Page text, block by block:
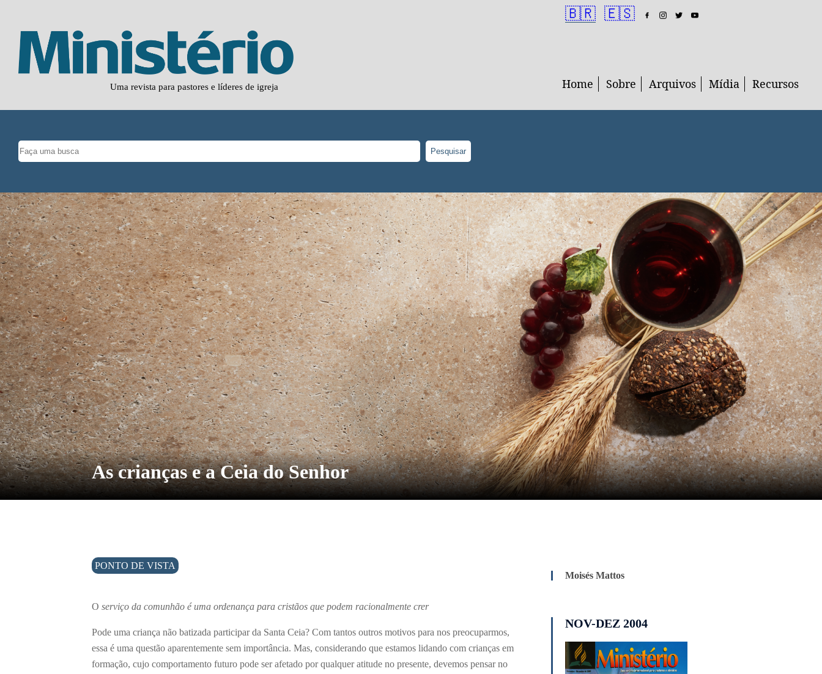
Uma revista para pastores e líderes de igreja Home Sobre Arquivos Mídia Recursos
🇧🇷 🇪🇸
Pesquisar
As crianças e a Ceia do Senhor
PONTO DE VISTA
O serviço da comunhão é uma ordenança para cristãos que podem racionalmente crer
Pode uma criança não batizada participar da Santa Ceia? Com tantos outros motivos para nos preocuparmos,
essa é uma questão aparentemente sem importância. Mas, considerando que estamos lidando com crianças em
formação, cujo comportamento futuro pode ser afetado por qualquer atitude no presente, devemos pensar no
Moisés Mattos
NOV-DEZ 2004